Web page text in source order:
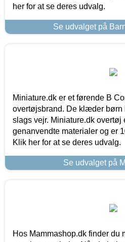
her for at se deres udvalg.
Se udvalget på
Miniature.dk er et førende B
overtøjsbrand. De klæder børn
slags vejr. Miniature.dk overtøj
genanvendte materialer og er
Klik her for at se deres udvalg.
Se udvalget på
Hos Mammashop.dk finder du